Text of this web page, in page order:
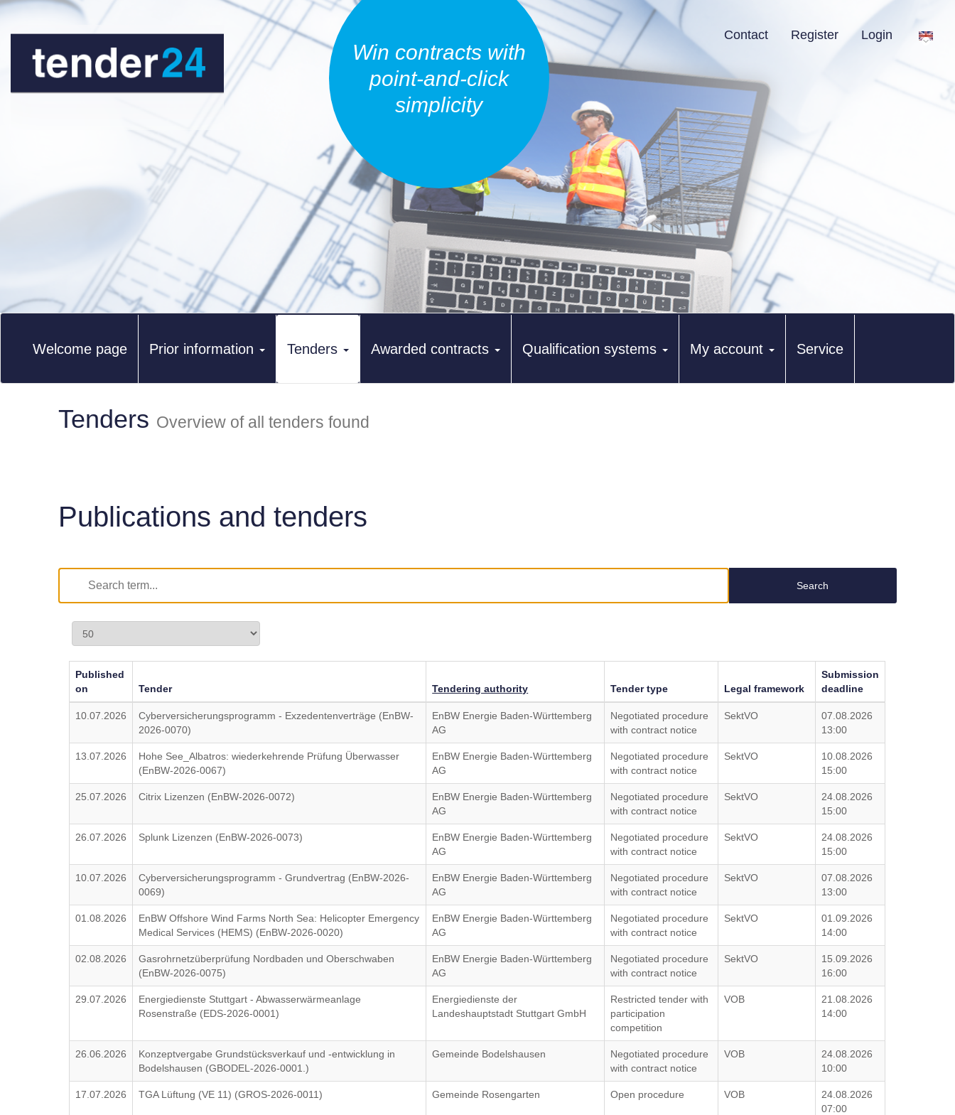
Win contracts with
point-and-click
simplicity
Contact Register Login
Welcome page Prior information Tenders Awarded contracts Qualification systems My account Service
Tenders Overview of all tenders found
Publications and tenders
Search
Published
on
Tender Tendering authority Tender type Legal framework
Submission
deadline
10.07.2026
Cyberversicherungsprogramm - Exzedentenverträge (EnBW-
2026-0070)
EnBW Energie Baden-Württemberg
AG
Negotiated procedure
with contract notice
SektVO
07.08.2026
13:00
13.07.2026
Hohe See_Albatros: wiederkehrende Prüfung Überwasser
(EnBW-2026-0067)
EnBW Energie Baden-Württemberg
AG
Negotiated procedure
with contract notice
SektVO
10.08.2026
15:00
25.07.2026 Citrix Lizenzen (EnBW-2026-0072)
EnBW Energie Baden-Württemberg
AG
Negotiated procedure
with contract notice
SektVO
24.08.2026
15:00
26.07.2026 Splunk Lizenzen (EnBW-2026-0073)
EnBW Energie Baden-Württemberg
AG
Negotiated procedure
with contract notice
SektVO
24.08.2026
15:00
10.07.2026
Cyberversicherungsprogramm - Grundvertrag (EnBW-2026-
0069)
EnBW Energie Baden-Württemberg
AG
Negotiated procedure
with contract notice
SektVO
07.08.2026
13:00
01.08.2026
EnBW Offshore Wind Farms North Sea: Helicopter Emergency
Medical Services (HEMS) (EnBW-2026-0020)
EnBW Energie Baden-Württemberg
AG
Negotiated procedure
with contract notice
SektVO
01.09.2026
14:00
02.08.2026
Gasrohrnetzüberprüfung Nordbaden und Oberschwaben
(EnBW-2026-0075)
EnBW Energie Baden-Württemberg
AG
Negotiated procedure
with contract notice
SektVO
15.09.2026
16:00
29.07.2026
Energiedienste Stuttgart - Abwasserwärmeanlage
Rosenstraße (EDS-2026-0001)
Energiedienste der
Landeshauptstadt Stuttgart GmbH
Restricted tender with
participation
competition
VOB
21.08.2026
14:00
26.06.2026
Konzeptvergabe Grundstücksverkauf und -entwicklung in
Bodelshausen (GBODEL-2026-0001.)
Gemeinde Bodelshausen
Negotiated procedure
with contract notice
VOB
24.08.2026
10:00
17.07.2026 TGA Lüftung (VE 11) (GROS-2026-0011) Gemeinde Rosengarten Open procedure VOB
24.08.2026
07:00